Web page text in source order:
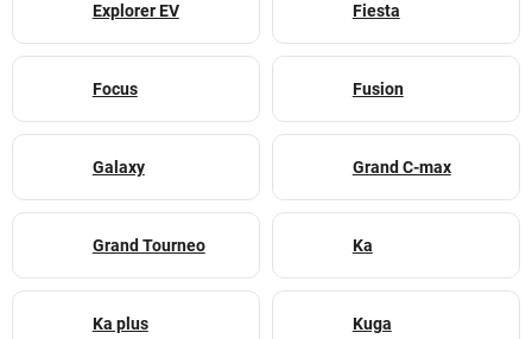
Explorer EV Fiesta
Focus Fusion
Galaxy Grand C-max
Grand Tourneo Ka
Ka plus Kuga